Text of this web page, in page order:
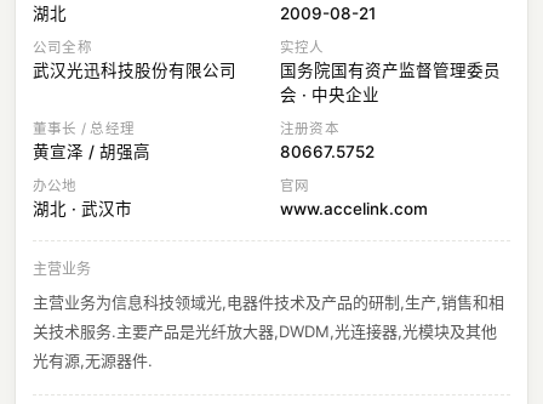
湖北 2009-08-21
公司全称
武汉光迅科技股份有限公司
实控人
国务院国有资产监督管理委员
会 · 中央企业
董事长 / 总经理
黄宣泽 / 胡强高
注册资本
80667.5752
办公地
湖北 · 武汉市
官网
www.accelink.com
主营业务
主营业务为信息科技领域光,电器件技术及产品的研制,生产,销售和相
关技术服务.主要产品是光纤放大器,DWDM,光连接器,光模块及其他
光有源,无源器件.